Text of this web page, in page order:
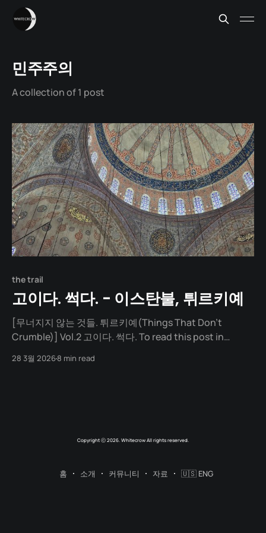
민주주의
A collection of 1 post
the trail
고이다. 썩다. - 이스탄불, 튀르키예
[무너지지 않는 것들. 튀르키예(Things That Don't
Crumble)] Vol.2 고이다. 썩다. To read this post in
out the author's blog. 느낌 성당 건물에 이슬람 문양과 장
28 3월 20268 min read
Copyright ⓒ 2026. Whitecrow All rights reserved.
홈 소개 커뮤니티 자료 🇺🇸 ENG